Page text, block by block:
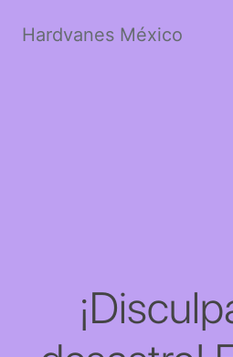
Hardvanes México